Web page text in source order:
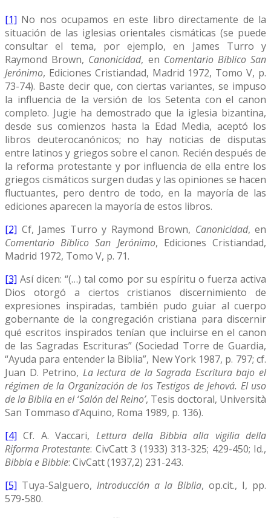
[1] No nos ocupamos en este libro directamente de la
situación de las iglesias orientales cismáticas (se puede
consultar el tema, por ejemplo, en James Turro y
Raymond Brown, Canonicidad, en Comentario Bíblico San
Jerónimo, Ediciones Cristiandad, Madrid 1972, Tomo V, p.
73-74). Baste decir que, con ciertas variantes, se impuso
la influencia de la versión de los Setenta con el canon
completo. Jugie ha demostrado que la iglesia bizantina,
desde sus comienzos hasta la Edad Media, aceptó los
libros deuterocanónicos; no hay noticias de disputas
entre latinos y griegos sobre el canon. Recién después de
la reforma protestante y por influencia de ella entre los
griegos cismáticos surgen dudas y las opiniones se hacen
fluctuantes, pero dentro de todo, en la mayoría de las
ediciones aparecen la mayoría de estos libros.
[2] Cf, James Turro y Raymond Brown, Canonicidad, en
Comentario Bíblico San Jerónimo, Ediciones Cristiandad,
Madrid 1972, Tomo V, p. 71.
[3] Así dicen: “(…) tal como por su espíritu o fuerza activa
Dios otorgó a ciertos cristianos discernimiento de
expresiones inspiradas, también pudo guiar al cuerpo
gobernante de la congregación cristiana para discernir
qué escritos inspirados tenían que incluirse en el canon
de las Sagradas Escrituras” (Sociedad Torre de Guardia,
“Ayuda para entender la Biblia”, New York 1987, p. 797; cf.
Juan D. Petrino, La lectura de la Sagrada Escritura bajo el
régimen de la Organización de los Testigos de Jehová. El uso
de la Biblia en el ‘Salón del Reino’, Tesis doctoral, Università
San Tommaso d’Aquino, Roma 1989, p. 136).
[4] Cf. A. Vaccari, Lettura della Bibbia alla vigilia della
Riforma Protestante: CivCatt 3 (1933) 313-325; 429-450; Id.,
Bibbia e Bibbie: CivCatt (1937,2) 231-243.
[5] Tuya-Salguero, Introducción a la Biblia, op.cit., I, pp.
579-580.